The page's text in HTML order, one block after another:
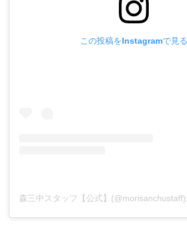
この投稿をInstagramで見る